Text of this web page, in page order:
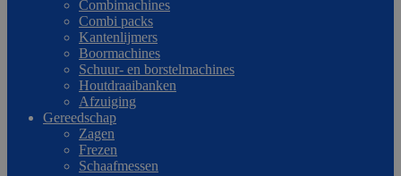
Combimachines
Combi packs
Kantenlijmers
Boormachines
Schuur- en borstelmachines
Houtdraaibanken
Afzuiging
Gereedschap
Zagen
Frezen
Schaafmessen